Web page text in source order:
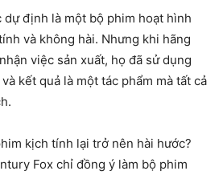
dự định là một bộ phim hoạt hình
và không hài. Nhưng khi hãng
việc sản xuất, họ đã sử dụng
kết quả là một tác phẩm mà tất cả
kịch tính lại trở nên hài hước?
Fox chỉ đồng ý làm bộ phim